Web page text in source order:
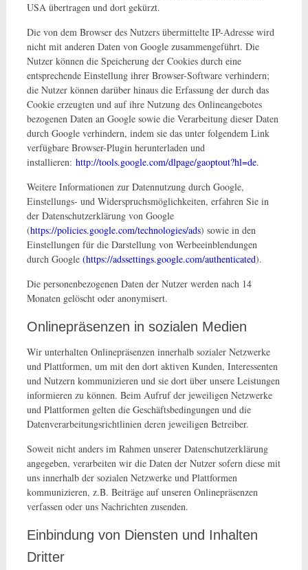
USA übertragen und dort gekürzt.
Die von dem Browser des Nutzers übermittelte IP-Adresse wird
nicht mit anderen Daten von Google zusammengeführt. Die
Nutzer können die Speicherung der Cookies durch eine
entsprechende Einstellung ihrer Browser-Software verhindern;
die Nutzer können darüber hinaus die Erfassung der durch das
Cookie erzeugten und auf ihre Nutzung des Onlineangebotes
bezogenen Daten an Google sowie die Verarbeitung dieser Daten
durch Google verhindern, indem sie das unter folgendem Link
verfügbare Browser-Plugin herunterladen und
installieren: http://tools.google.com/dlpage/gaoptout?hl=de.
Weitere Informationen zur Datennutzung durch Google,
Einstellungs- und Widerspruchsmöglichkeiten, erfahren Sie in
der Datenschutzerklärung von Google
(https://policies.google.com/technologies/ads) sowie in den
Einstellungen für die Darstellung von Werbeeinblendungen
durch Google (https://adssettings.google.com/authenticated).
Die personenbezogenen Daten der Nutzer werden nach 14
Monaten gelöscht oder anonymisert.
Onlinepräsenzen in sozialen Medien
Wir unterhalten Onlinepräsenzen innerhalb sozialer Netzwerke
und Plattformen, um mit den dort aktiven Kunden, Interessenten
und Nutzern kommunizieren und sie dort über unsere Leistungen
informieren zu können. Beim Aufruf der jeweiligen Netzwerke
und Plattformen gelten die Geschäftsbedingungen und die
Datenverarbeitungsrichtlinien deren jeweiligen Betreiber.
Soweit nicht anders im Rahmen unserer Datenschutzerklärung
angegeben, verarbeiten wir die Daten der Nutzer sofern diese mit
uns innerhalb der sozialen Netzwerke und Plattformen
kommunizieren, z.B. Beiträge auf unseren Onlinepräsenzen
verfassen oder uns Nachrichten zusenden.
Einbindung von Diensten und Inhalten
Dritter